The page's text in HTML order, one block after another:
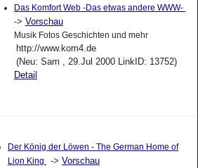
Das Komfort Web -Das etwas andere WWW-
-> Vorschau
Musik Fotos Geschichten und mehr
http://www.kom4.de
(Neu: Sam , 29.Jul 2000 LinkID: 13752)
Detail
Der König der Löwen - The German Home of
Lion King
-> Vorschau